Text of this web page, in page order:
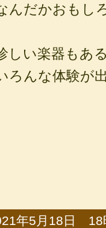
んだかおもし
しい楽器もあ
ろんな体験が
年5月18日 18